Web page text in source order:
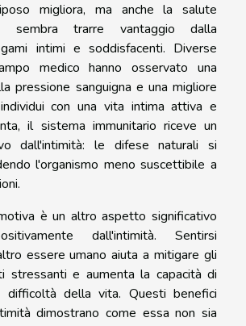
migliora, ma anche la salute
sembra trarre vantaggio dalla
intimi e soddisfacenti. Diverse
medico hanno osservato una
pressione sanguigna e una migliore
con una vita intima attiva e
il sistema immunitario riceve un
dall'intimità: le difese naturali si
l'organismo meno suscettibile a
è un altro aspetto significativo
dall'intimità. Sentirsi
essere umano aiuta a mitigare gli
stressanti e aumenta la capacità di
difficoltà della vita. Questi benefici
dimostrano come essa non sia